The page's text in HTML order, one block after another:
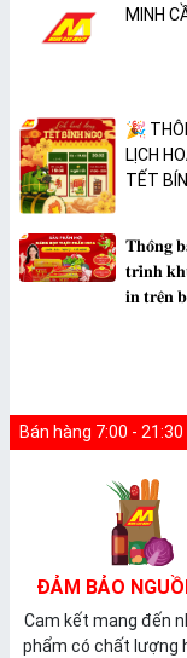
MINH
🎉
LỊCH
TẾT
𝐓𝐡𝐨̂𝐧𝐠
𝐭𝐫𝐢̀𝐧𝐡
𝐢𝐧 𝐭𝐫𝐞̂𝐧
Bán hàng 7:00 - 21:30
ĐẢM BẢO
Cam kết mang đến
phẩm có chất lượng